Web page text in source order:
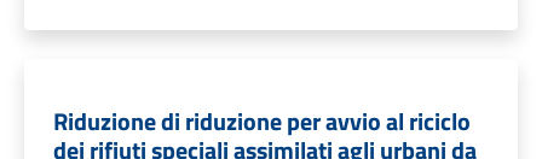
Riduzione di riduzione per avvio al riciclo
dei rifiuti speciali assimilati agli urbani da